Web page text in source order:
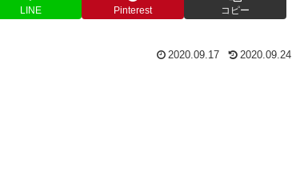
LINE Pinterest コピー
2020.09.17 2020.09.24